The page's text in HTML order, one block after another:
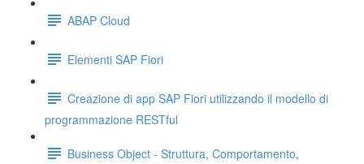
ABAP Cloud
Elementi SAP Fiori
Creazione di app SAP Fiori utilizzando il modello di
programmazione RESTful
Business Object - Struttura, Comportamento,